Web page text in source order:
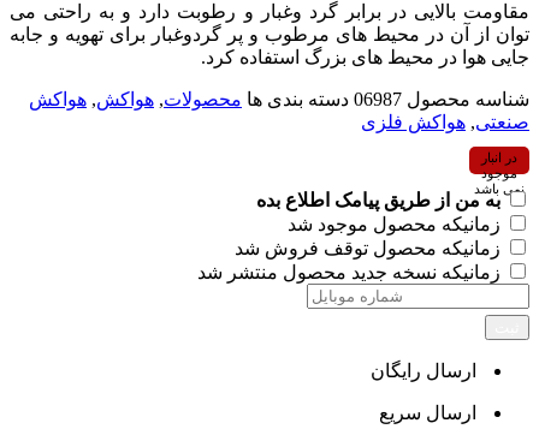
مقاومت بالایی در برابر گرد وغبار و رطوبت دارد و به راحتی می
توان از آن در محیط های مرطوب و پر گردوغبار برای تهویه و جابه
جایی هوا در محیط های بزرگ استفاده کرد.
شناسه محصول 06987 دسته بندی ها محصولات, هواکش, هواکش
صنعتی, هواکش فلزی
در انبار
موجود
نمی باشد
به من از طریق پیامک اطلاع بده
زمانیکه محصول موجود شد
زمانیکه محصول توقف فروش شد
زمانیکه نسخه جدید محصول منتشر شد
ارسال رایگان
ارسال سریع